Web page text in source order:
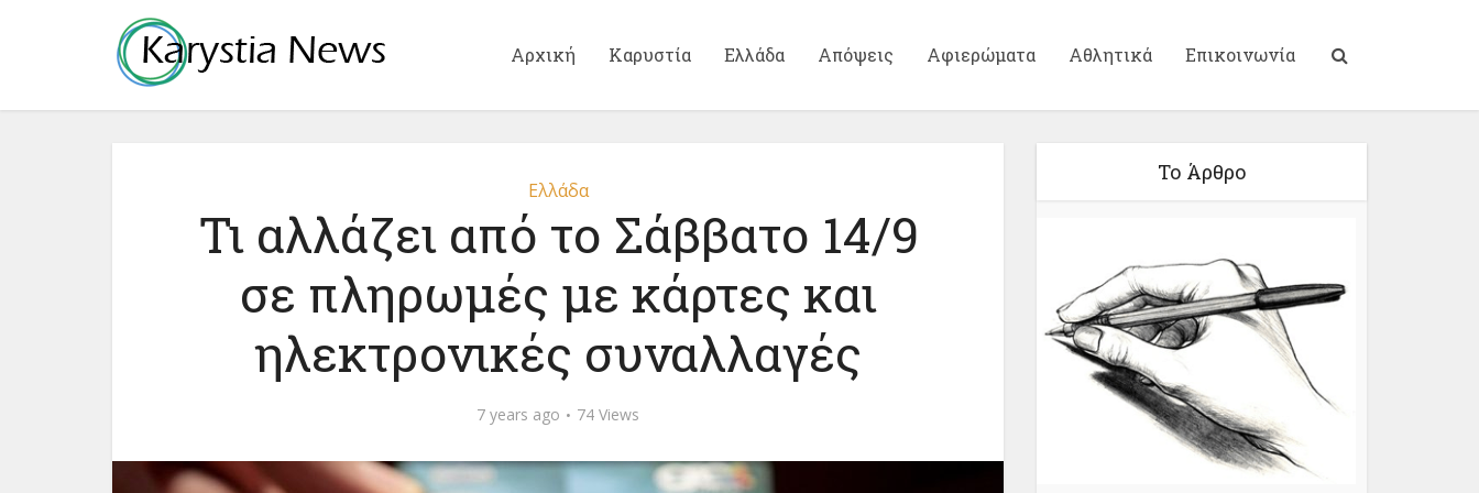
Αρχική Καρυστία Ελλάδα Απόψεις Αφιερώματα Αθλητικά Επικοινωνία
Ελλάδα
Τι αλλάζει από το Σάββατο 14/9
σε πληρωμές με κάρτες και
ηλεκτρονικές συναλλαγές
7 years ago 74 Views
Το Άρθρο